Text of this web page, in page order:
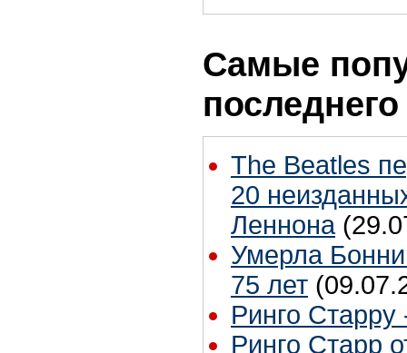
Самые
The Beatles
20
Леннона
Умерла
75 лет
Ринго Старру
Ринго Старр